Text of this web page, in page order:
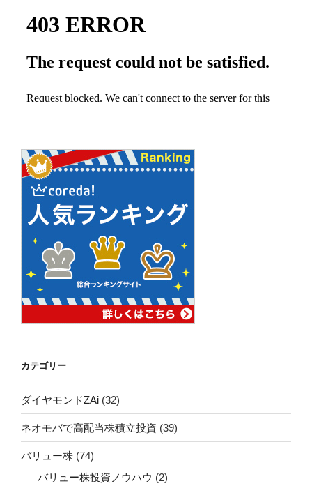
カテゴリー
ダイヤモンドZAi (32)
ネオモバで高配当株積立投資 (39)
バリュー株 (74)
バリュー株投資ノウハウ (2)